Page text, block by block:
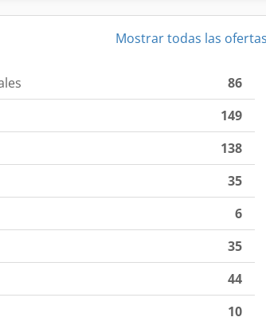
Mostrar todas las
86
149
138
35
6
35
44
10